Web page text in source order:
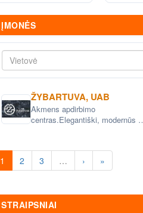
ĮMONĖS
Vietovė
ŽYBARTUVA, UAB
Akmens apdirbimo
centras.Elegantiški, modernūs ir
vazonai,ir daug kitų natūralaus
akmens gaminių. Paminklai,
antkapiai.
1 2 3 … › »
STRAIPSNIAI